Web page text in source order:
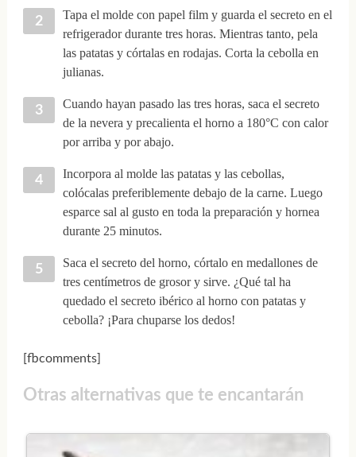
Tapa el molde con papel film y guarda el secreto en el
refrigerador durante tres horas. Mientras tanto, pela
las patatas y córtalas en rodajas. Corta la cebolla en
julianas.
Cuando hayan pasado las tres horas, saca el secreto
de la nevera y precalienta el horno a 180°C con calor
por arriba y por abajo.
Incorpora al molde las patatas y las cebollas,
colócalas preferiblemente debajo de la carne. Luego
esparce sal al gusto en toda la preparación y hornea
durante 25 minutos.
Saca el secreto del horno, córtalo en medallones de
tres centímetros de grosor y sirve. ¿Qué tal ha
quedado el secreto ibérico al horno con patatas y
cebolla? ¡Para chuparse los dedos!
[fbcomments]
Otras alternativas que te encantarán